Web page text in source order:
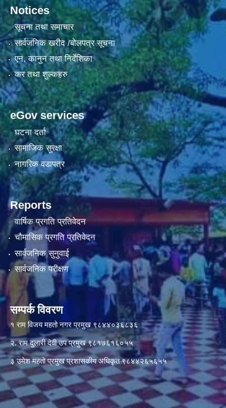
Notices
सूचना तथा समाचार
सार्वजनिक खरीद /बोलपत्र सूचना
एन, कानुन तथा निर्देशिका
कर तथा शुल्कहरु
eGov services
घटना दर्ता
सामाजिक सुरक्षा
नागरिक वडापत्र
Reports
वार्षिक प्रगति प्रतिवेदन
चौमासिक प्रगति प्रतिवेदन
सार्वजनिक सुनुवाई
सार्वजनिक परीक्षण
सम्पर्क विवरण
१ राम विजय महतो नगर प्रमुख ९८४४०३६८३६
२. राम दुलारी देवी उप प्रमुख ९८१७६१६०५५
३ उमेश महतो प्रमुख प्रशासकीय अधिकृत ९८४४२६५६५५